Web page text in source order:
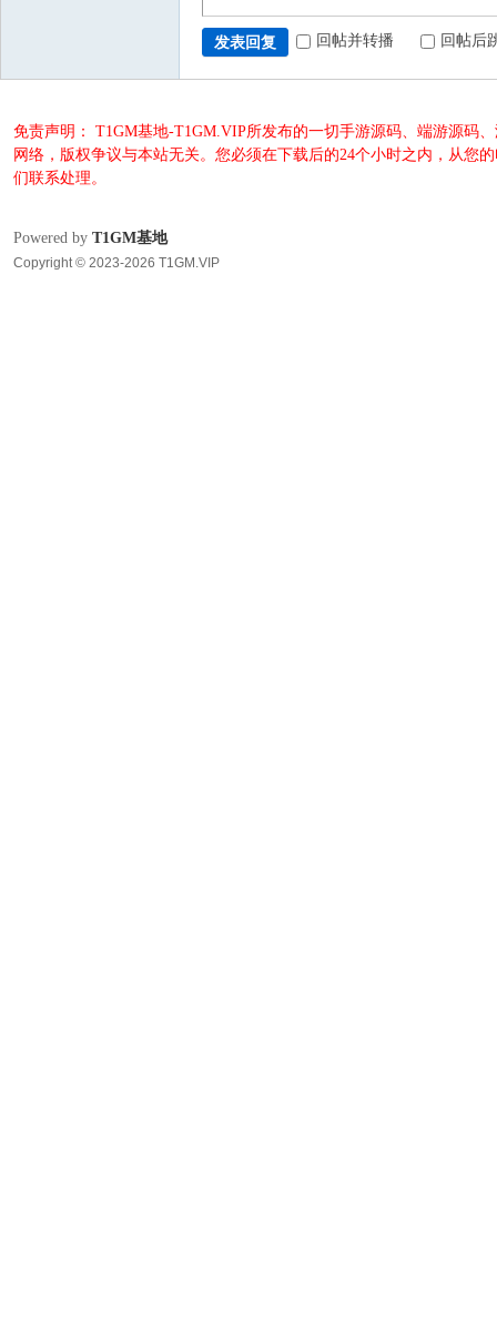
发表回复 回帖并转播 回帖后
免责声明： T1GM基地-T1GM.VIP所发布的一切手游源码、端游源码
网络，版权争议与本站无关。您必须在下载后的24个小时之内，从您
们联系处理。
Powered by T1GM基地
Copyright © 2023-2026 T1GM.VIP